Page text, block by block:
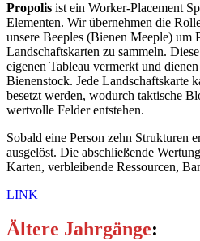
Propolis ist ein Worker-Placement
Elementen. Wir übernehmen die
unsere Beeples (Bienen Meeple) um
Landschaftskarten zu sammeln.
eigenen Tableau vermerkt und
Bienenstock. Jede Landschaftskarte
besetzt werden, wodurch taktische
wertvolle Felder entstehen.
Sobald eine Person zehn Strukturen
ausgelöst. Die abschließende
Karten, verbleibende Ressourcen,
LINK
Ältere Jahrgänge: